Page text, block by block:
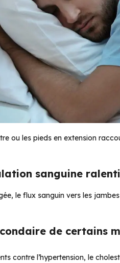
ou les pieds en extension
sanguine
le flux sanguin vers les
de certains
contre l’hypertension, le